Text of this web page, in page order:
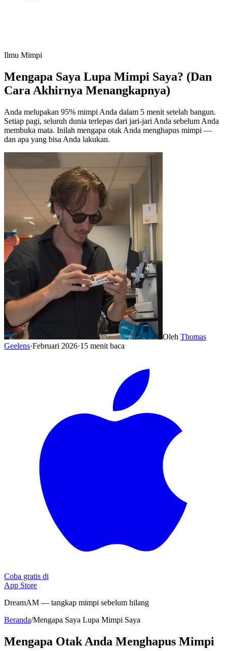
Ilmu Mimpi
Mengapa Saya Lupa Mimpi Saya? (Dan
Cara Akhirnya Menangkapnya)
Anda melupakan 95% mimpi Anda dalam 5 menit setelah bangun.
Setiap pagi, seluruh dunia terlepas dari jari-jari Anda sebelum Anda
membuka mata. Inilah mengapa otak Anda menghapus mimpi —
dan apa yang bisa Anda lakukan.
Oleh Thomas
Geelens·Februari 2026·15 menit baca
Coba gratis di
App Store
DreamAM — tangkap mimpi sebelum hilang
Beranda/Mengapa Saya Lupa Mimpi Saya
Mengapa Otak Anda Menghapus Mimpi